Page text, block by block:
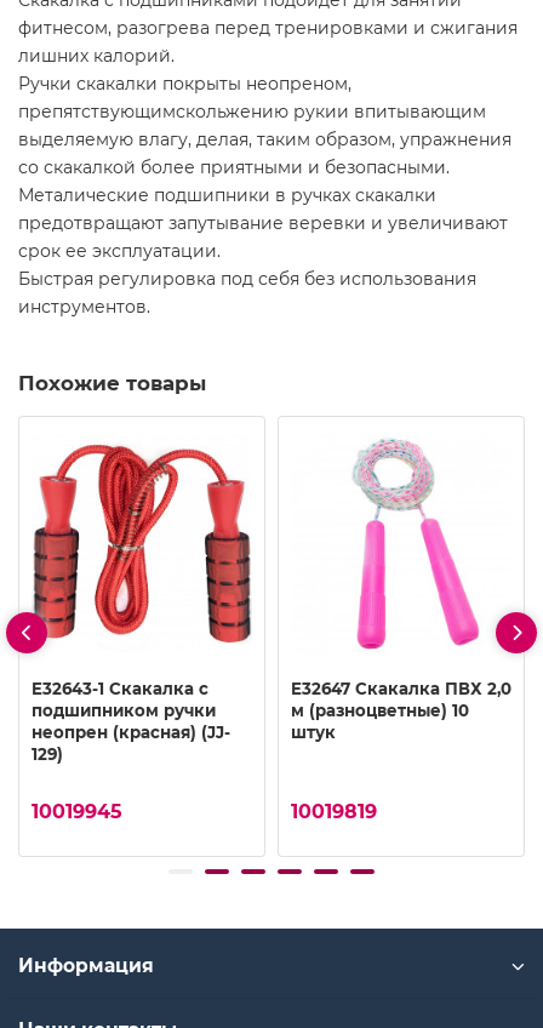
фитнесом, разогрева перед тренировками и сжигания
лишних калорий.
Ручки скакалки покрыты неопреном,
препятствующимскольжению рукии впитывающим
выделяемую влагу, делая, таким образом, упражнения
со скакалкой более приятными и безопасными.
Металические подшипники в ручках скакалки
предотвращают запутывание веревки и увеличивают
срок ее эксплуатации.
Быстрая регулировка под себя без использования
инструментов.
Похожие товары
E32643-1 Скакалка с
подшипником ручки
неопрен (красная) (JJ-
129)
10019945
E32647 Скакалка ПВХ 2,0
м (разноцветные) 10
штук
10019819
Информация